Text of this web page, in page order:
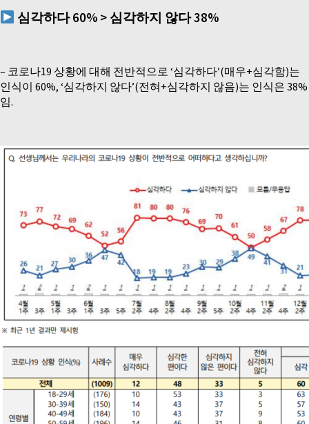
심각하다60% > 심각하지 않다38%
– 코로나19 상황에 대해 전반적으로 ‘심각하다’(매우+심각함)는
인식이 60%, ‘심각하지 않다’(전혀+심각하지 않음)는 인식은 38%
임.